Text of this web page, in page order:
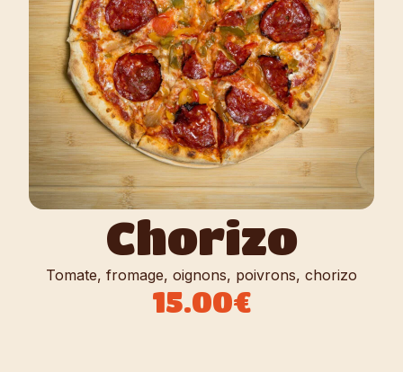
Chorizo
Tomate, fromage, oignons, poivrons, chorizo
15.00€